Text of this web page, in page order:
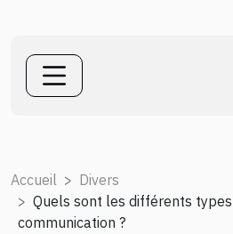
Accueil
Divers
Quels sont les différents types
communication ?